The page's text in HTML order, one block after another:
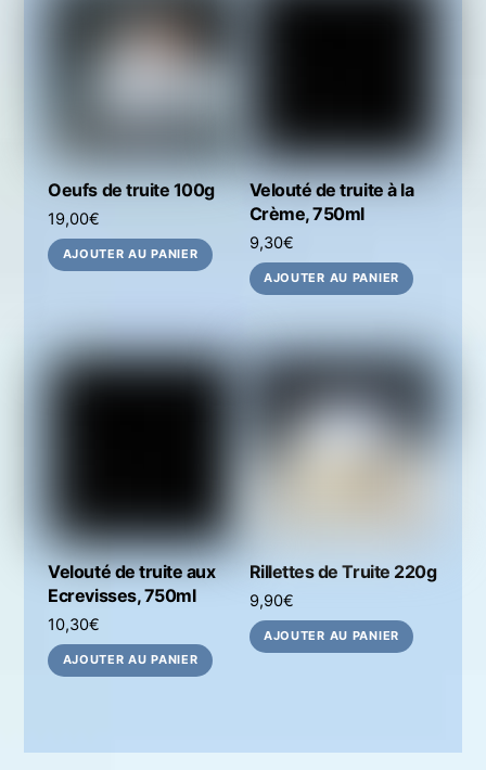
Oeufs de truite 100g
19,00€
AJOUTER AU PANIER
Velouté de truite à la
Crème, 750ml
9,30€
AJOUTER AU PANIER
Velouté de truite aux
Ecrevisses, 750ml
10,30€
AJOUTER AU PANIER
Rillettes de Truite 220g
9,90€
AJOUTER AU PANIER